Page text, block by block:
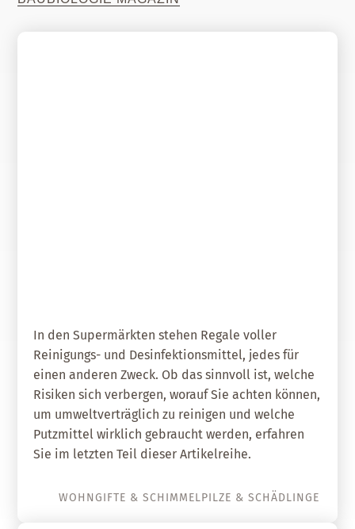
In den Supermärkten stehen Regale voller
Reinigungs- und Desinfektionsmittel, jedes für
einen anderen Zweck. Ob das sinnvoll ist, welche
Risiken sich verbergen, worauf Sie achten können,
um umweltverträglich zu reinigen und welche
Putzmittel wirklich gebraucht werden, erfahren
Sie im letzten Teil dieser Artikelreihe.
WOHNGIFTE & SCHIMMELPILZE & SCHÄDLINGE